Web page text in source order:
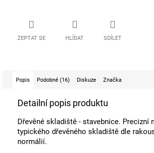
ZEPTAT SE HLÍDAT SDÍLET
Popis Podobné (16) Diskuze Značka
Detailní popis produktu
Dřevěné skladiště - stavebnice. Precizní
typického dřevěného skladiště dle
normálií.